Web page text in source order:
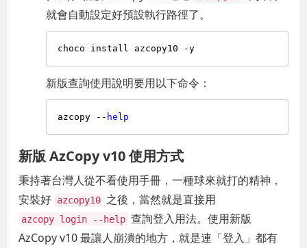
就會自動設定好預設執行路徑了。
新版查詢使用說明要用以下命令：
azcopy -- help
新版 AzCopy v10 使用方式
秉持著台灣人從不看使用手冊，一種球來就打的精神，
安裝好 azcopy10 之後，當然就是直接用
azcopy login --help 查詢登入用法。使用新版
AzCopy v10 最讓人崩潰的地方，就是連「登入」都有